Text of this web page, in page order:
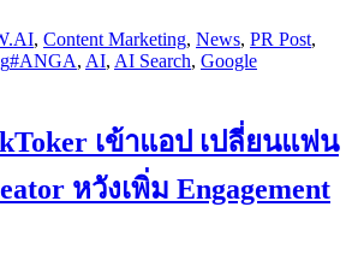
AI, Content Marketing, News, PR Post,
#ANGA, AI, AI Search, Google
เข้าแอป เปลี่ยนแฟน
หวังเพิ่ม Engagement